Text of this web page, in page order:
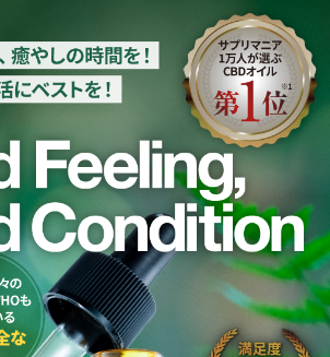
すすめ3商品の購入